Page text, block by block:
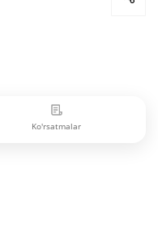
Ko'rsatmalar